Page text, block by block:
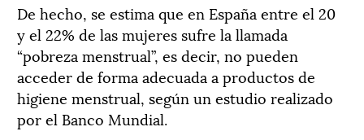
De hecho, se estima que en España entre el 20
y el 22% de las mujeres sufre la llamada
“pobreza menstrual”, es decir, no pueden
acceder de forma adecuada a productos de
higiene menstrual, según un estudio realizado
por el Banco Mundial.